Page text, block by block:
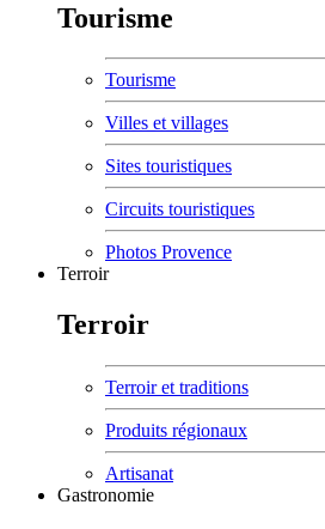
Tourisme
Tourisme
Villes et villages
Sites touristiques
Circuits touristiques
Photos Provence
Terroir
Terroir
Terroir et traditions
Produits régionaux
Artisanat
Gastronomie